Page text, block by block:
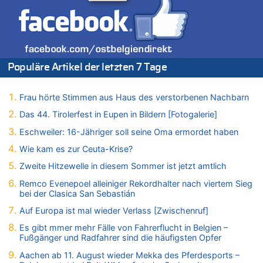
06.08.2026 - 17:23 von Hans L. zu
Zweite Hitzewelle in diesem Sommer ist jetzt amtlich
06.08.2026 - 17:21 von Dax zu
Zweite Hitzewelle in diesem Sommer ist jetzt amtlich
06.08.2026 - 17:01 von Wahlstimme? zu
FIFA-Spitze demonstriert Einigkeit trotz Kritik und neuer
06.08.2026 - 16:53 von Frage zu
Zweite Hitzewelle in diesem Sommer ist jetzt amtlich
06.08.2026 - 16:39 von Noah Parmentier zu
Zweite Hitzewelle in diesem Sommer ist jetzt amtlich
06.08.2026 - 16:10 von Dax zu
Wasserstand des Rheins in NRW so niedrig wie noch nie
06.08.2026 - 15:51 von SuperBoy zu
Eschweiler: 16-Jähriger soll seine Oma ermordet haben
06.08.2026 - 15:42 von PvD zu
Mehrere Menschen in Londons City niedergestochen
Populäre Artikel der letzten 7 Tage
Frau hörte Stimmen aus Haus des verstorbenen Nachbarn
Das 44. Tirolerfest in Eupen in Bildern [Fotogalerie]
Eschweiler: 16-Jähriger soll seine Oma ermordet haben
Wie kam es zur Ceuta-Krise?
Zweite Hitzewelle in diesem Sommer ist jetzt amtlich
Remco Evenepoel alleiniger Rekordhalter nach viertem Sieg
bei der Clasica San Sebastián
Auf Europa ist mal wieder Verlass [Zwischenruf]
Es gibt mmer mehr Fälle von Fahrerflucht in Belgien –
Fußgänger und Radfahrer sind die häufigsten Opfer
Aachen ab 11. August wieder Mekka des Pferdesports –